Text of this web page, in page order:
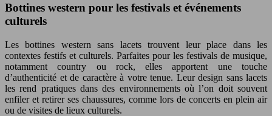
Bottines western pour les festivals et événements
culturels
Les bottines western sans lacets trouvent leur place dans les
contextes festifs et culturels. Parfaites pour les festivals de musique,
notamment country ou rock, elles apportent une touche
d’authenticité et de caractère à votre tenue. Leur design sans lacets
les rend pratiques dans des environnements où l’on doit souvent
enfiler et retirer ses chaussures, comme lors de concerts en plein air
ou de visites de lieux culturels.